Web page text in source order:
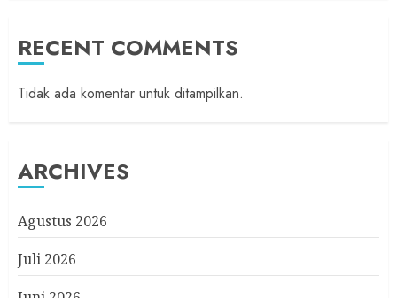
RECENT COMMENTS
Tidak ada komentar untuk ditampilkan.
ARCHIVES
Agustus 2026
Juli 2026